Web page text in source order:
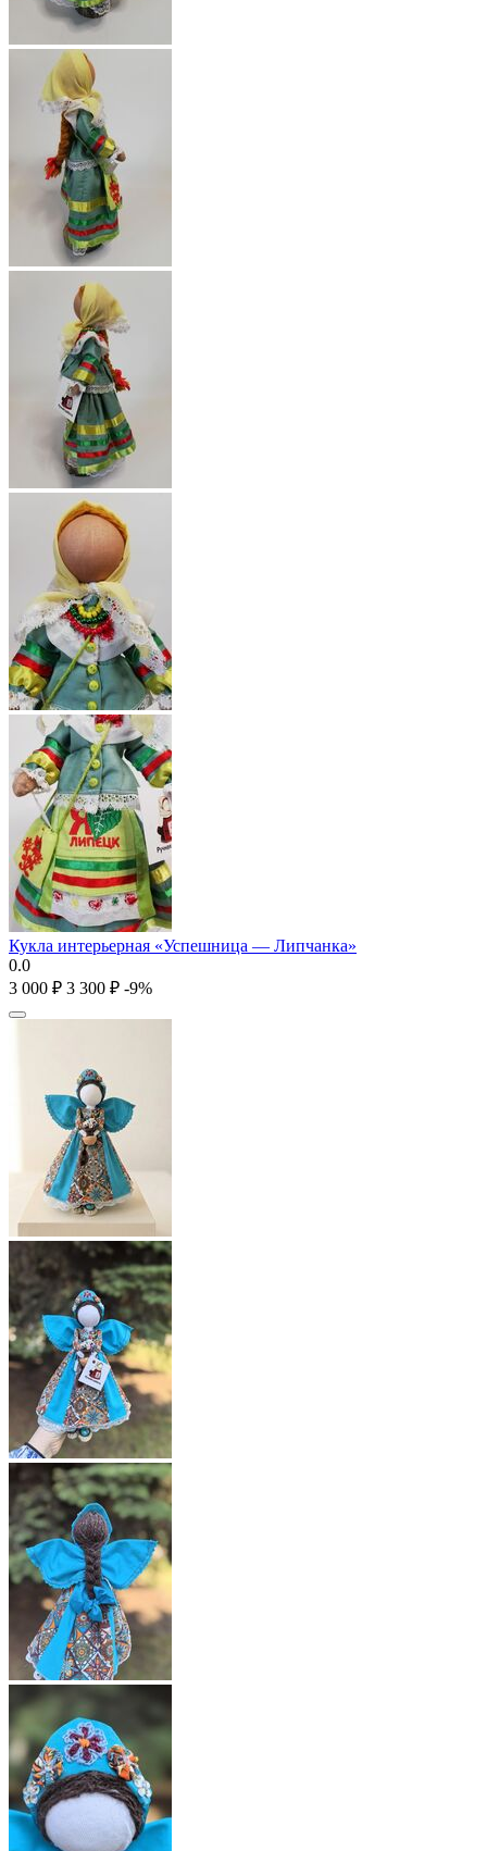
Кукла интерьерная «Успешница — Липчанка»
0.0
3 000 ₽ 3 300 ₽ -9%